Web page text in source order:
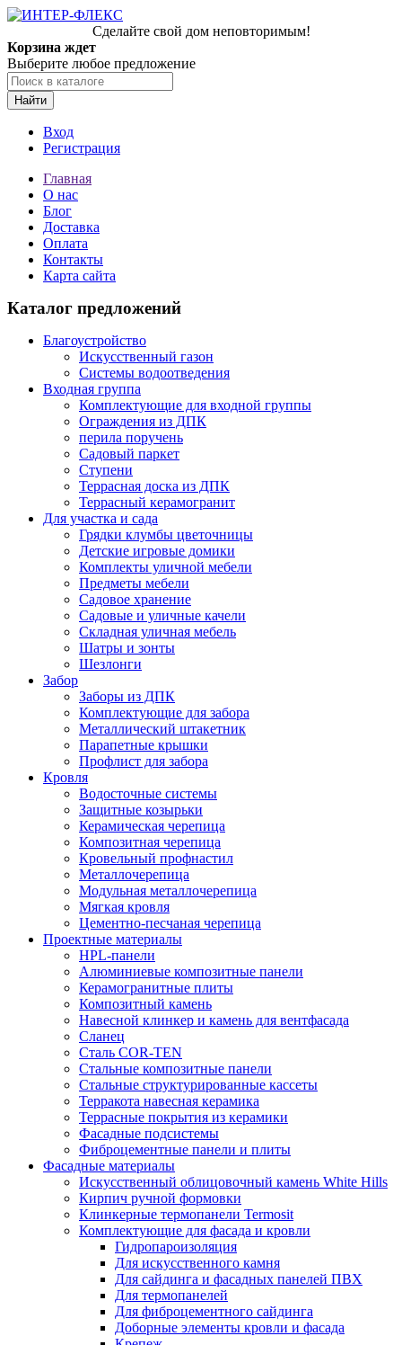
Сделайте свой дом неповторимым!
Корзина ждет
Выберите любое предложение
Найти
Вход
Регистрация
Главная
О нас
Блог
Доставка
Оплата
Контакты
Карта сайта
Каталог предложений
Благоустройство
Искусственный газон
Системы водоотведения
Входная группа
Комплектующие для входной группы
Ограждения из ДПК
перила поручень
Садовый паркет
Ступени
Террасная доска из ДПК
Террасный керамогранит
Для участка и сада
Грядки клумбы цветочницы
Детские игровые домики
Комплекты уличной мебели
Предметы мебели
Садовое хранение
Садовые и уличные качели
Складная уличная мебель
Шатры и зонты
Шезлонги
Забор
Заборы из ДПК
Комплектующие для забора
Металлический штакетник
Парапетные крышки
Профлист для забора
Кровля
Водосточные системы
Защитные козырьки
Керамическая черепица
Композитная черепица
Кровельный профнастил
Металлочерепица
Модульная металлочерепица
Мягкая кровля
Цементно-песчаная черепица
Проектные материалы
HPL-панели
Алюминиевые композитные панели
Керамогранитные плиты
Композитный камень
Навесной клинкер и камень для вентфасада
Сланец
Сталь COR-TEN
Стальные композитные панели
Стальные структурированные кассеты
Терракота навесная керамика
Террасные покрытия из керамики
Фасадные подсистемы
Фиброцементные панели и плиты
Фасадные материалы
Искусственный облицовочный камень White Hills
Кирпич ручной формовки
Клинкерные термопанели Termosit
Комплектующие для фасада и кровли
Гидропароизоляция
Для искусственного камня
Для сайдинга и фасадных панелей ПВХ
Для термопанелей
Для фиброцементного сайдинга
Доборные элементы кровли и фасада